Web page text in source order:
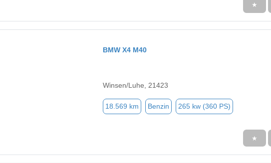
★
BMW X4 M40
Winsen/Luhe, 21423
18.569 km Benzin 265 kw (360 PS)
★